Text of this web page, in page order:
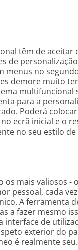
têm de aceitar
de
menus no
demore muito
multifuncional
para a
Poderá
ecrã inicial e o
no seu estilo de
os mais valiosos -
pessoal, cada
A ferramenta
a fazer mesmo
interface de
exterior do
é realmente seu.